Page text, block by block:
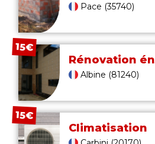
Pace (35740)
Rénovation
Albine (81240)
15€
Climatisation
15€